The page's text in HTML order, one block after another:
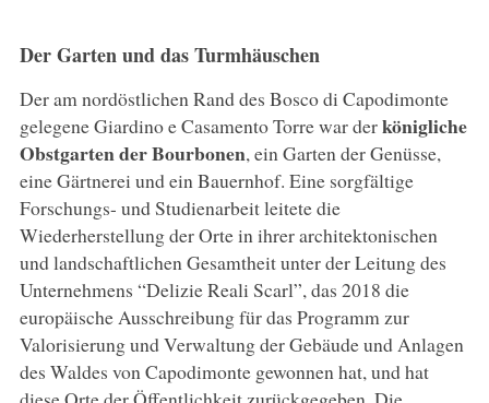
Der Garten und das Turmhäuschen
Der am nordöstlichen Rand des Bosco di Capodimonte
gelegene Giardino e Casamento Torre war derkönigliche
Obstgarten der Bourbonen, ein Garten der Genüsse,
eine Gärtnerei und ein Bauernhof. Eine sorgfältige
Forschungs- und Studienarbeit leitete die
Wiederherstellung der Orte in ihrer architektonischen
und landschaftlichen Gesamtheit unter der Leitung des
Unternehmens “Delizie Reali Scarl”, das 2018 die
europäische Ausschreibung für das Programm zur
Valorisierung und Verwaltung der Gebäude und Anlagen
des Waldes von Capodimonte gewonnen hat, und hat